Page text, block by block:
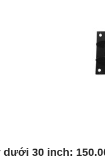
30 inch: